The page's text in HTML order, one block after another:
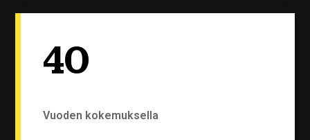
40
Vuoden kokemuksella